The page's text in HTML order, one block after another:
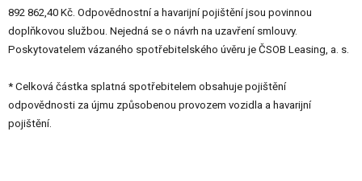
892 862,40 Kč. Odpovědnostní a havarijní pojištění jsou povinnou
doplňkovou službou. Nejedná se o návrh na uzavření smlouvy.
Poskytovatelem vázaného spotřebitelského úvěru je ČSOB Leasing, a. s.
* Celková částka splatná spotřebitelem obsahuje pojištění
odpovědnosti za újmu způsobenou provozem vozidla a havarijní
pojištění.